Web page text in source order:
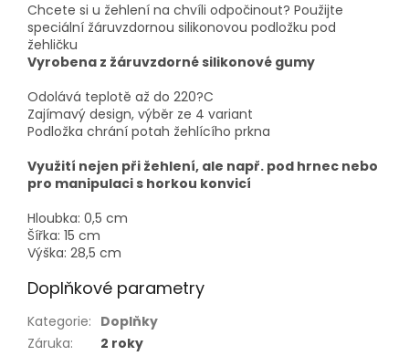
Chcete si u žehlení na chvíli odpočinout? Použijte
speciální žáruvzdornou silikonovou podložku pod
žehličku
Vyrobena z žáruvzdorné silikonové gumy
Odolává teplotě až do 220?C
Zajímavý design, výběr ze 4 variant
Podložka chrání potah žehlícího prkna
Využití nejen při žehlení, ale např. pod hrnec nebo
pro manipulaci s horkou konvicí
Hloubka: 0,5 cm
Šířka: 15 cm
Výška: 28,5 cm
Doplňkové parametry
Kategorie: Doplňky
Záruka: 2 roky